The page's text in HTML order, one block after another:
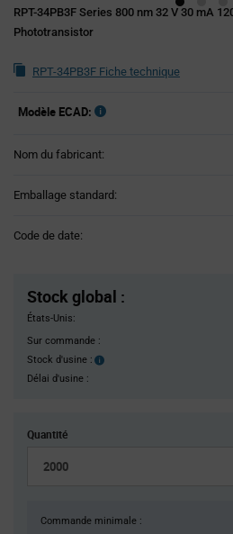
RPT-34PB3F Series 800 nm 32 V 30 mA
Phototransistor
RPT-34PB3F Fiche technique
Modèle ECAD:
Nom du fabricant:
Emballage standard:
Code de date:
Stock global :
États-Unis:
Sur commande :
Stock d'usine :
Stock
Délai d'usine :
Quantité
Commande minimale :